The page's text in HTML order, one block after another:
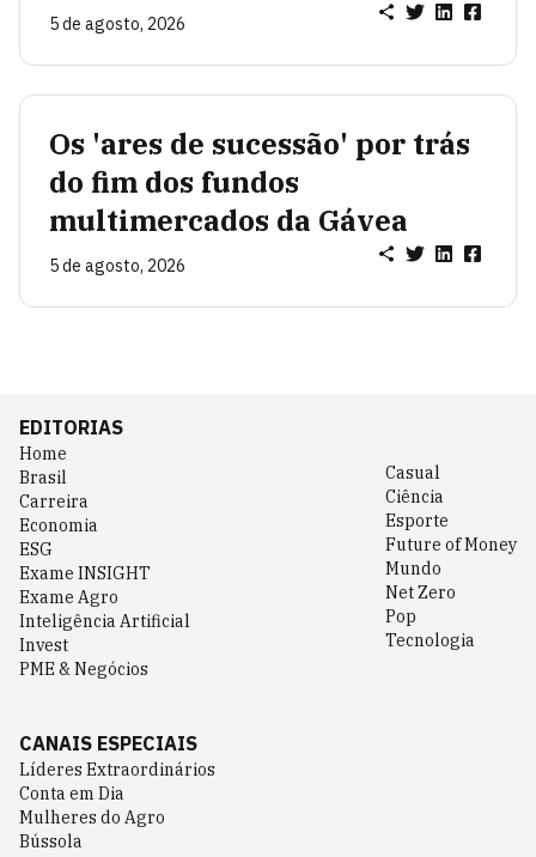
5 de agosto, 2026
Os 'ares de sucessão' por trás
do fim dos fundos
multimercados da Gávea
5 de agosto, 2026
EDITORIAS
Home
Brasil
Carreira
Economia
ESG
Exame INSIGHT
Exame Agro
Inteligência Artificial
Invest
PME & Negócios
Casual
Ciência
Esporte
Future of Money
Mundo
Net Zero
Pop
Tecnologia
CANAIS ESPECIAIS
Líderes Extraordinários
Conta em Dia
Mulheres do Agro
Bússola